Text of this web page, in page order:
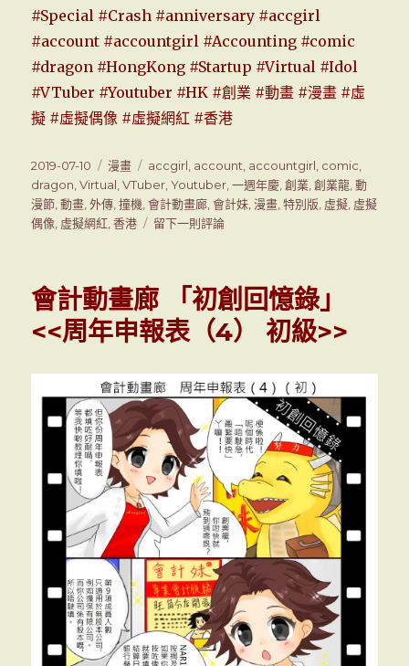
#Special #Crash #anniversary #accgirl
#account #accountgirl #Accounting #comic
#dragon #HongKong #Startup #Virtual #Idol
#VTuber #Youtuber #HK #創業 #動畫 #漫畫 #虛
擬 #虛擬偶像 #虛擬網紅 #香港
發
表
於
2019-07-10
分
類
漫畫
標
籤
accgirl, account, accountgirl, comic,
dragon,Virtual,VTuber,Youtuber,一週年慶,創業,創業龍,動
漫節,動畫,外傳,撞機,會計動畫廊,會計妹,漫畫,特別版, 虛擬, 虛擬
偶像, 虛擬網紅,香港 留下一則評論
畫
廊
「外
<<
撞
>>
(一
年
慶
動
節
特
別
版)
會計動畫廊 「初創回憶錄」
<<周年申報表（4） 初級>>